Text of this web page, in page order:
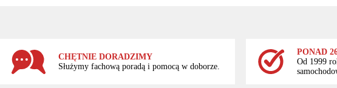
CHĘTNIE DORADZIMY
Służymy fachową poradą i pomocą w doborze.
PONAD
Od 1999